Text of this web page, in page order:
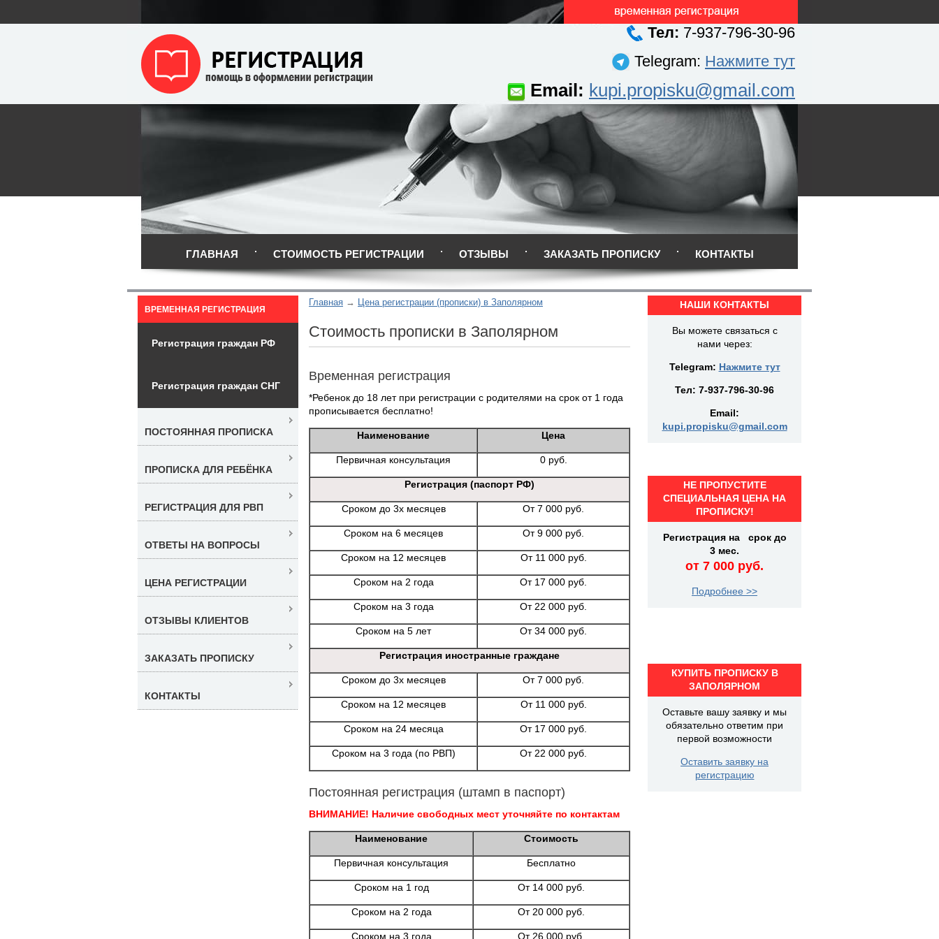
Тел: 7-937-796-30-96
Telegram: Нажмите тут
Email: kupi.propisku@gmail.com
ГЛАВНАЯ СТОИМОСТЬ РЕГИСТРАЦИИ ОТЗЫВЫ ЗАКАЗАТЬ ПРОПИСКУ КОНТАКТЫ
Главная Цена регистрации (прописки) в Заполярном
Стоимость прописки в Заполярном
Временная регистрация
*Ребенок до 18 лет при регистрации с родителями на срок от 1 года
прописывается бесплатно!
Наименование Цена
Первичная консультация 0 руб.
Регистрация (паспорт РФ)
Сроком до 3х месяцев От 7 000 руб.
Сроком на 6 месяцев От 9 000 руб.
Сроком на 12 месяцев От 11 000 руб.
Сроком на 2 года От 17 000 руб.
Сроком на 3 года От 22 000 руб.
Сроком на 5 лет От 34 000 руб.
Регистрация иностранные граждане
Сроком до 3х месяцев От 7 000 руб.
Сроком на 12 месяцев От 11 000 руб.
Сроком на 24 месяца От 17 000 руб.
Сроком на 3 года (по РВП) От 22 000 руб.
Постоянная регистрация (штамп в паспорт)
ВНИМАНИЕ! Наличие свободных мест уточняйте по контактам
Наименование Стоимость
Первичная консультация Бесплатно
Сроком на 1 год От 14 000 руб.
Сроком на 2 года От 20 000 руб.
Сроком на 3 года От 26 000 руб.
ВРЕМЕННАЯ РЕГИСТРАЦИЯ
Регистрация граждан РФ
Регистрация граждан СНГ
ПОСТОЯННАЯ ПРОПИСКА
ПРОПИСКА ДЛЯ РЕБЁНКА
РЕГИСТРАЦИЯ ДЛЯ РВП
ОТВЕТЫ НА ВОПРОСЫ
ЦЕНА РЕГИСТРАЦИИ
ОТЗЫВЫ КЛИЕНТОВ
ЗАКАЗАТЬ ПРОПИСКУ
КОНТАКТЫ
НАШИ КОНТАКТЫ
Вы можете связаться с
нами через:
Telegram: Нажмите тут
Тел: 7-937-796-30-96
Email:
kupi.propisku@gmail.com
НЕ ПРОПУСТИТЕ
СПЕЦИАЛЬНАЯ ЦЕНА НА
ПРОПИСКУ!
Регистрация на срок до
3 мес.
от 7 000 руб.
Подробнее >>
КУПИТЬ ПРОПИСКУ В
ЗАПОЛЯРНОМ
Оставьте вашу заявку и мы
обязательно ответим при
первой возможности
Оставить заявку на
регистрацию